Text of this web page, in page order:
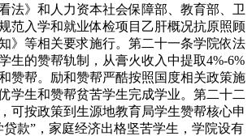
法》和人力资本社会保障部、教育部、卫
范入学和就业体检项目乙肝概况抗原照顾
》等相关要求施行。第二十一条学院依法
生的赞帮轨制，从膏火收入中提取4%-6%
赞帮。励和赞帮严酷按照国度相关政策施
学生和赞帮贫苦学生完成学业。第二十二
可按政策到生源地教育局学生赞帮核心申
款”，家庭经济出格坚苦学生，学院设有